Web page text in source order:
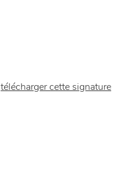
télécharger cette signature